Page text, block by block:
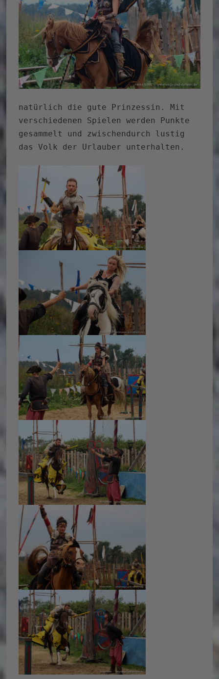
natürlich die gute Prinzessin. Mit
verschiedenen Spielen werden Punkte
gesammelt und zwischendurch lustig
das Volk der Urlauber unterhalten.